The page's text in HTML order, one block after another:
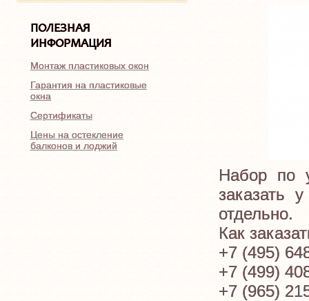
ПОЛЕЗНАЯ
ИНФОРМАЦИЯ
Монтаж пластиковых окон
Гарантия на пластиковые
окна
Сертификаты
Цены на остекление
балконов и лоджий
Набор по
заказать
отдельно.
Как
+7 (495)
+7 (499)
+7 (965)